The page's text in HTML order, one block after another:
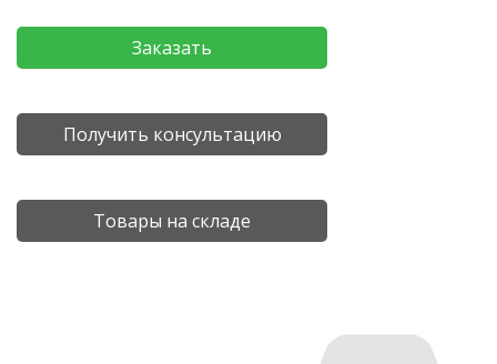
Заказать
Получить консультацию
Товары на складе